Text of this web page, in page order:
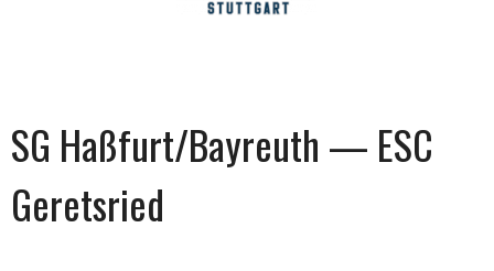
SG Haßfurt/Bayreuth — ESC
Geretsried